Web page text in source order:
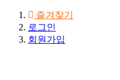
즐겨찾기
로그인
회원가입